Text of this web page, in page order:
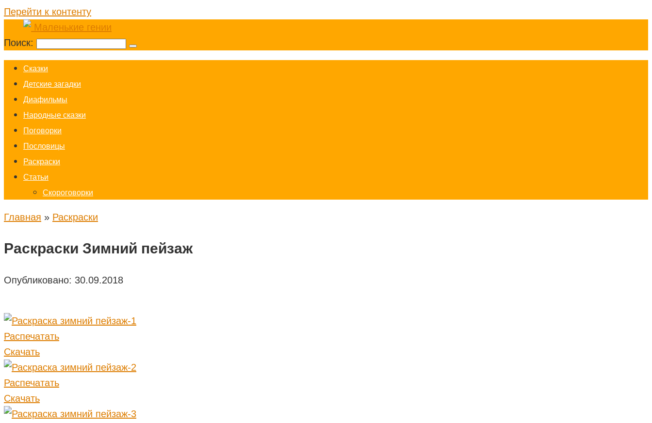
Перейти к контенту
Поиск:
Cказки
Детские загадки
Диафильмы
Народные сказки
Поговорки
Пословицы
Раскраски
Статьи
Скороговорки
Главная » Раскраски
Раскраски Зимний пейзаж
Опубликовано: 30.09.2018
Распечатать
Скачать
Распечатать
Скачать